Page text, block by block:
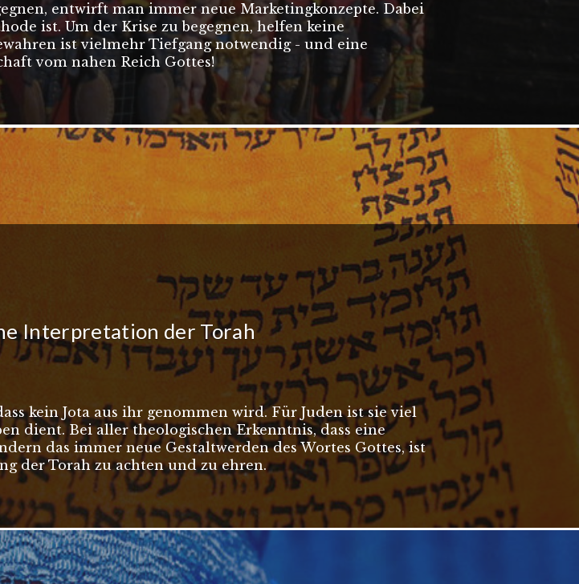
entwirft man immer neue Marketingkonzepte. Dabei
ist. Um der Krise zu begegnen, helfen keine
ist vielmehr Tiefgang notwendig - und eine
vom nahen Reich Gottes!
Interpretation der Torah
kein Jota aus ihr genommen wird. Für Juden ist sie viel
dient. Bei aller theologischen Erkenntnis, dass eine
das immer neue Gestaltwerden des Wortes Gottes, ist
der Torah zu achten und zu ehren.